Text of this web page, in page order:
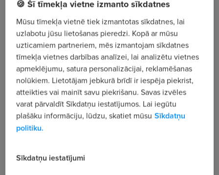
Ģertrūdes iela 47 - 3, Rīga
Apskatīt visus sludinājumus
Uzņēmuma apraksts
913
Skatījumu skaits
Reģistrācijas Nr. 40003388748
🍪 Šī tīmekļa vietne izmanto sīkdatnes
Mūsu tīmekļa vietnē tiek izmantotas sīkdatnes, lai
uzlabotu jūsu lietošanas pieredzi. Kopā ar mūsu
uzticamiem partneriem, mēs izmantojam sīkdatnes
tīmekļa vietnes darbības analīzei, lai analizētu vietnes
apmeklējumu, satura personalizācijai, reklamēšanas
nolūkiem. Lietotājam jebkurā brīdī ir iespēja piekrist,
atteikties vai mainīt savu piekrišanu. Savas izvēles
varat pārvaldīt Sīkdatņu iestatījumos. Lai iegūtu
plašāku informāciju, lūdzu, skatiet mūsu Sīkdatņu
politiku.
Sīkdatņu iestatījumi